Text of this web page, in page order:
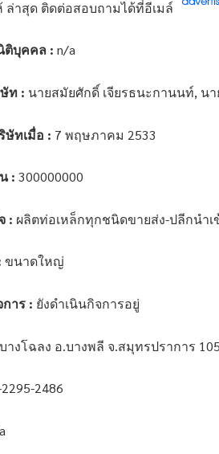
ล่าสุด ติดต่อสอบถามได้ที่อีเมล์
ติบุคคล : n/a
ท : นายสมัยศักดิ์ เจียรธนะกานนท์, น
ษัทเมื่อ : 7 พฤษภาคม 2533
: 300000000
: ผลิตท่อเหล็กทุกชนิดขายส่ง-ปลีกนำเ
ขนาดใหญ่
าร : ยังดำเนินกิจการอยู่
างโฉลง อ.บางพลี จ.สมุทรปราการ
2486